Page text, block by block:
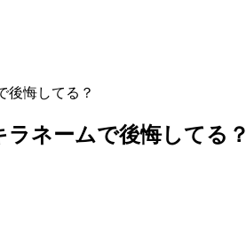
後悔してる？
ネームで後悔してる？